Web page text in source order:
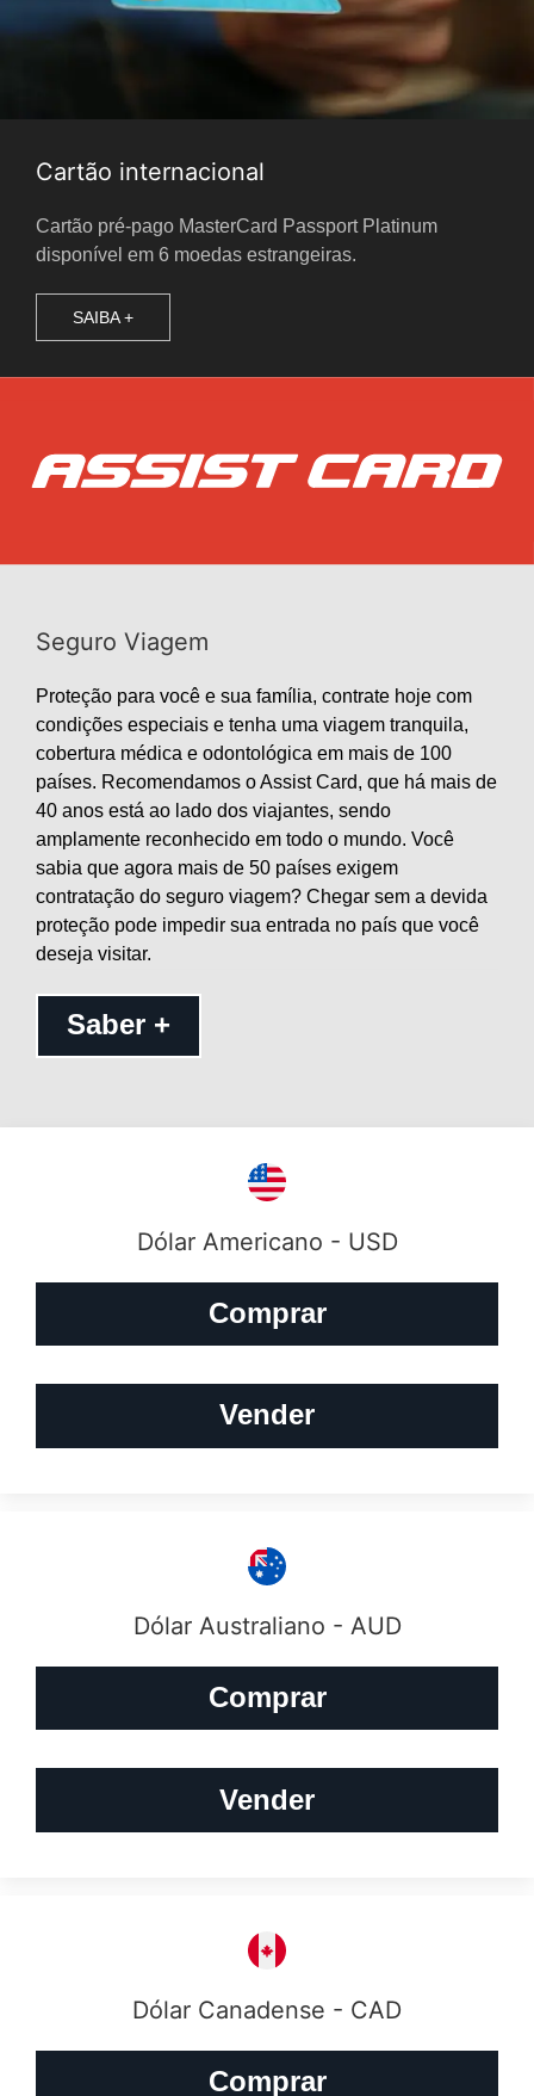
Cartão internacional
Cartão pré-pago MasterCard Passport Platinum
disponível em 6 moedas estrangeiras.
SAIBA +
Seguro Viagem
Proteção para você e sua família, contrate hoje com
condições especiais e tenha uma viagem tranquila,
cobertura médica e odontológica em mais de 100
países. Recomendamos o Assist Card, que há mais de
40 anos está ao lado dos viajantes, sendo
amplamente reconhecido em todo o mundo. Você
sabia que agora mais de 50 países exigem
contratação do seguro viagem? Chegar sem a devida
proteção pode impedir sua entrada no país que você
deseja visitar.
Saber +
Dólar Americano - USD
Comprar
Vender
Dólar Australiano - AUD
Comprar
Vender
Dólar Canadense - CAD
Comprar